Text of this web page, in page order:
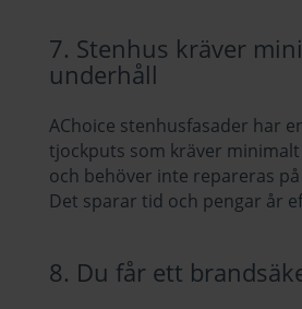
7. Stenhus kräver
underhåll
AChoice stenhusfasader har
tjockputs som kräver
och behöver inte repareras
Det sparar tid och pengar år
8. Du får ett